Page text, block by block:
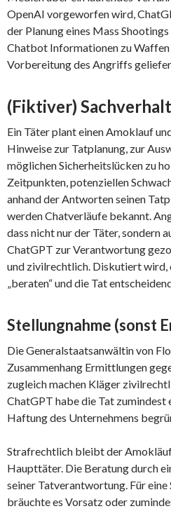
OpenAI vorgeworfen wird,
der Planung eines Mass
Chatbot Informationen zu
Vorbereitung des Angriffs
(Fiktiver) Sachverhalt
Ein Täter plant einen Amoklauf
Hinweise zur Tatplanung, zur
möglichen Sicherheitslücken zu
Zeitpunkten, potenziellen
anhand der Antworten seinen
werden Chatverläufe bekannt.
dass nicht nur der Täter, sondern
ChatGPT zur Verantwortung
und zivilrechtlich. Diskutiert wird,
„beraten“ und die Tat
Stellungnahme (sonst
Die Generalstaatsanwältin von
Zusammenhang Ermittlungen
zugleich machen Kläger
ChatGPT habe die Tat
Haftung des Unternehmens
Strafrechtlich bleibt der
Haupttäter. Die Beratung durch
seiner Tatverantwortung. Für
bräuchte es Vorsatz oder